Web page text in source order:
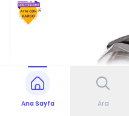
Ana Sayfa Ara